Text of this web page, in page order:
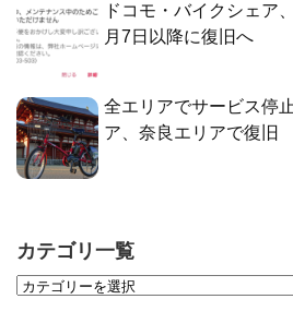
ドコモ・バイクシェア
月7日以降に復旧へ
全エリアでサービス停
ア、奈良エリアで復旧
カテゴリ一覧